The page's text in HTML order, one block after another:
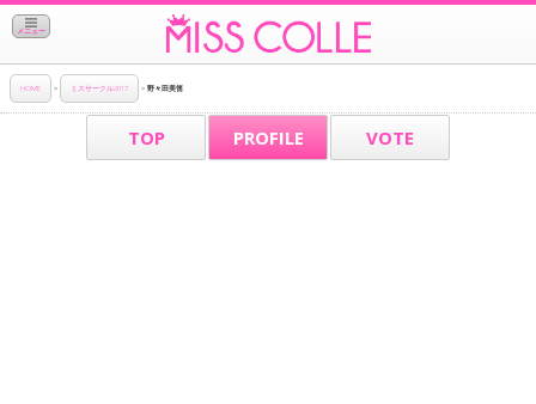
メニュー
HOME > ミスサークル2017 > 野々田美笛
TOP PROFILE VOTE